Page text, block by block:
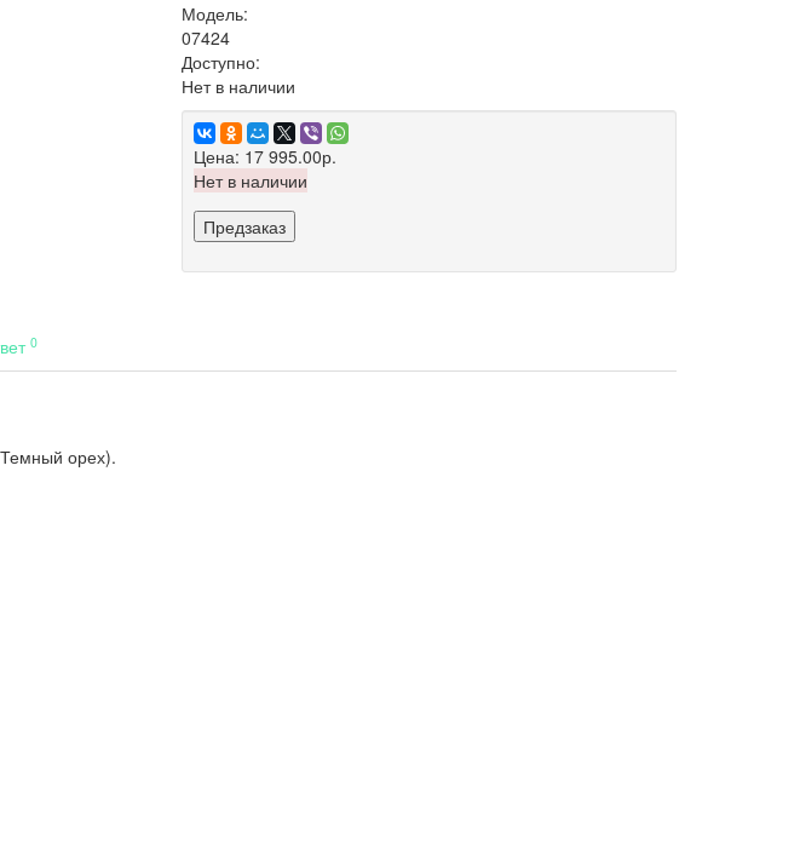
Модель:
07424
Доступно:
Нет в наличии
Цена: 17 995.00р.
Нет в наличии
Предзаказ
0
орех).